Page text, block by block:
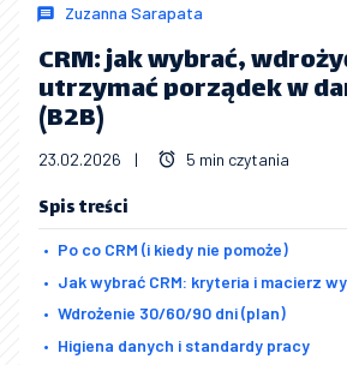
Zuzanna Sarapata
CRM: jak wybrać,
utrzymać porządek w
(B2B)
23.02.2026 | 5 min czytania
Spis treści
Po co CRM (i kiedy nie pomoże)
Jak wybrać CRM: kryteria i macierz
Wdrożenie 30/60/90 dni (plan)
Higiena danych i standardy pracy